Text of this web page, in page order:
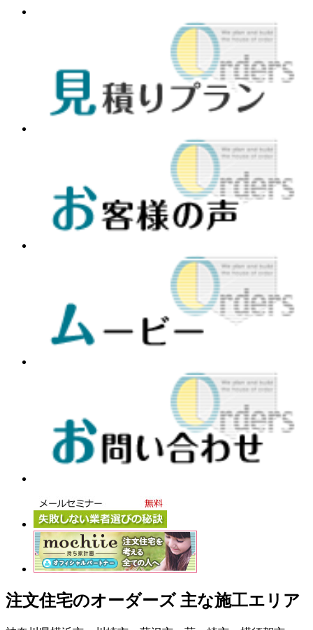
注文住宅のオーダーズ 主な施工エリア